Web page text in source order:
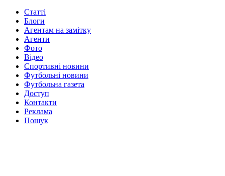
Статті
Блоги
Агентам на замітку
Агенти
Фото
Відео
Спортивні новини
Футбольні новини
Футбольна газета
Доступ
Контакти
Реклама
Пошук